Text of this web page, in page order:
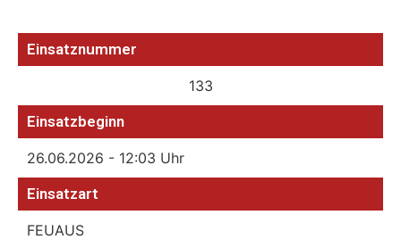
Einsatznummer
133
Einsatzbeginn
26.06.2026 - 12:03 Uhr
Einsatzart
FEUAUS